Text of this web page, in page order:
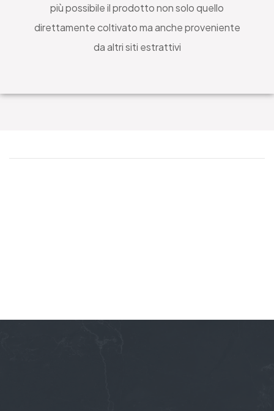
più possibile il prodotto non solo quello
direttamente coltivato ma anche proveniente
da altri siti estrattivi